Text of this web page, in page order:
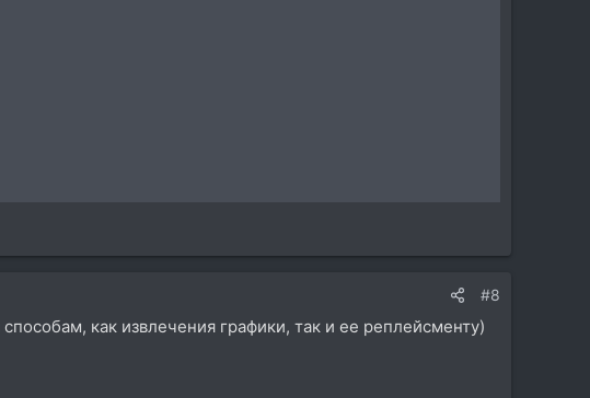
#8
как извлечения графики, так и ее реплейсменту)